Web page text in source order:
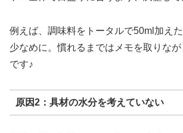
例えば、調味料をトータルで50ml加え
少なめに。慣れるまではメモを取りな
です♪
原因2：具材の水分を考えていない